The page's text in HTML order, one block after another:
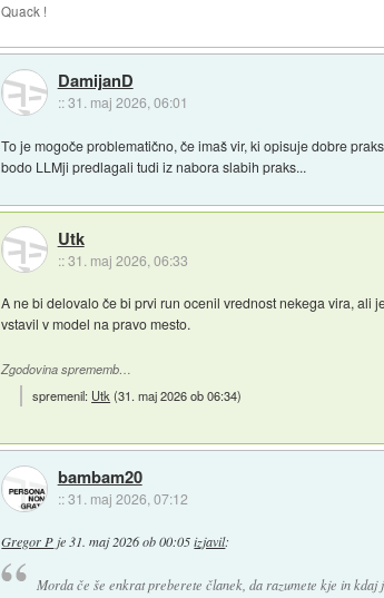
Quack !
DamijanD
::31. maj 2026, 06:01
To je mogoče problematično, če imaš vir, ki opisuje dobre
bodo LLMji predlagali tudi iz nabora slabih praks...
Utk
::31. maj 2026, 06:33
A ne bi delovalo če bi prvi run ocenil vrednost nekega vira, ali
vstavil v model na pravo mesto.
Zgodovina sprememb…
spremenil: Utk (31. maj 2026 ob 06:34)
bambam20
::31. maj 2026, 07:12
Gregor P je 31. maj 2026 ob 00:05 izjavil:
Morda če še enkrat preberete članek, da razumete kje in kdaj